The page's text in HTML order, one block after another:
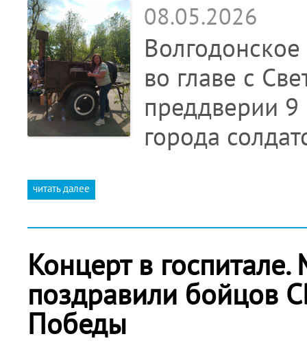
08.05.2026
во главе с
преддверии 9
города
читать далее
Концерт в
поздравили бойцов
Победы